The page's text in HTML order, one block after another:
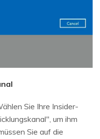
Sie Ihre Insider-
um ihm
Sie auf die